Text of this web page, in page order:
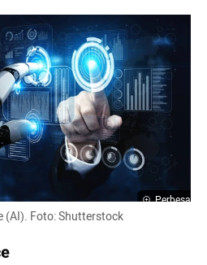
Perbesar
(AI). Foto: Shutterstock